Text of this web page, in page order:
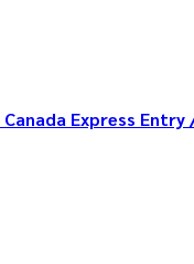
Express Entry /